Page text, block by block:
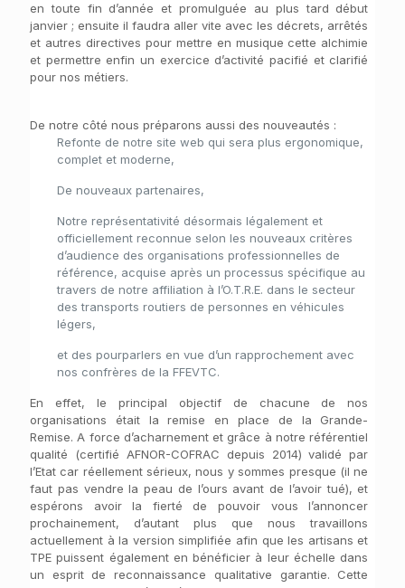
en toute fin d’année et promulguée au plus tard début
janvier ; ensuite il faudra aller vite avec les décrets, arrêtés
et autres directives pour mettre en musique cette alchimie
et permettre enfin un exercice d’activité pacifié et clarifié
pour nos métiers.
De notre côté nous préparons aussi des nouveautés :
Refonte de notre site web qui sera plus ergonomique,
complet et moderne,
De nouveaux partenaires,
Notre représentativité désormais légalement et
officiellement reconnue selon les nouveaux critères
d’audience des organisations professionnelles de
référence, acquise après un processus spécifique au
travers de notre affiliation à l’O.T.R.E. dans le secteur
des transports routiers de personnes en véhicules
légers,
et des pourparlers en vue d’un rapprochement avec
nos confrères de la FFEVTC.
En effet, le principal objectif de chacune de nos
organisations était la remise en place de la Grande-
Remise. A force d’acharnement et grâce à notre référentiel
qualité (certifié AFNOR-COFRAC depuis 2014) validé par
l’Etat car réellement sérieux, nous y sommes presque (il ne
faut pas vendre la peau de l’ours avant de l’avoir tué), et
espérons avoir la fierté de pouvoir vous l’annoncer
prochainement, d’autant plus que nous travaillons
actuellement à la version simplifiée afin que les artisans et
TPE puissent également en bénéficier à leur échelle dans
un esprit de reconnaissance qualitative garantie. Cette